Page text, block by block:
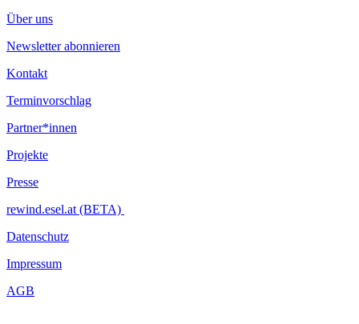
Über uns
Newsletter abonnieren
Kontakt
Terminvorschlag
Partner*innen
Projekte
Presse
rewind.esel.at (BETA)
Datenschutz
Impressum
AGB